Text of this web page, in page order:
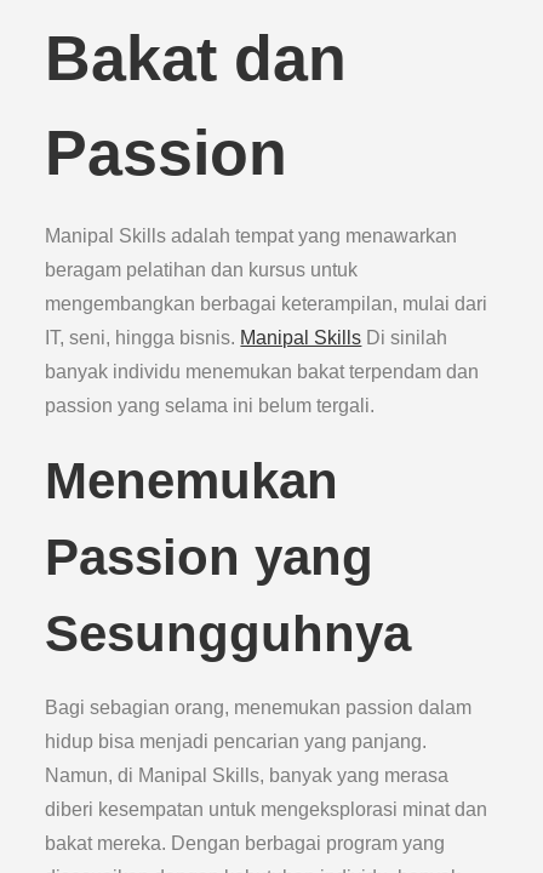
Bakat dan
Passion
Manipal Skills adalah tempat yang menawarkan
beragam pelatihan dan kursus untuk
mengembangkan berbagai keterampilan, mulai dari
IT, seni, hingga bisnis. Manipal Skills Di sinilah
banyak individu menemukan bakat terpendam dan
passion yang selama ini belum tergali.
Menemukan
Passion yang
Sesungguhnya
Bagi sebagian orang, menemukan passion dalam
hidup bisa menjadi pencarian yang panjang.
Namun, di Manipal Skills, banyak yang merasa
diberi kesempatan untuk mengeksplorasi minat dan
bakat mereka. Dengan berbagai program yang